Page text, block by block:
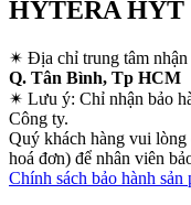
HYTERA HYT
✴ Địa chỉ trung tâm nhận
Q. Tân Bình, Tp HCM
✴ Lưu ý: Chỉ nhận bảo
Công ty.
Quý khách hàng vui lòng
hoá đơn) để nhân viên
Chính sách bảo hành